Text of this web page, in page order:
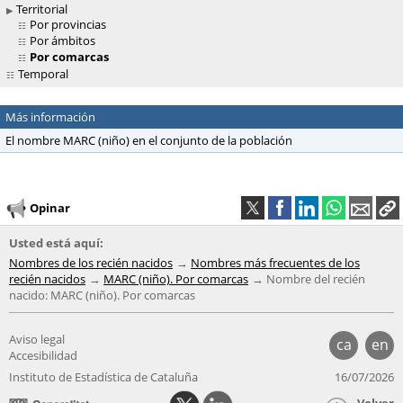
Territorial
Por provincias
Por ámbitos
Por comarcas
Temporal
Más información
El nombre MARC (niño) en el conjunto de la población
Opinar
Usted está aquí:
Nombres de los recién nacidos
Nombres más frecuentes de los
recién nacidos
MARC (niño). Por comarcas
Nombre del recién
nacido: MARC (niño). Por comarcas
ca en
Aviso legal
Accesibilidad
Instituto de Estadística de Cataluña
16/07/2026